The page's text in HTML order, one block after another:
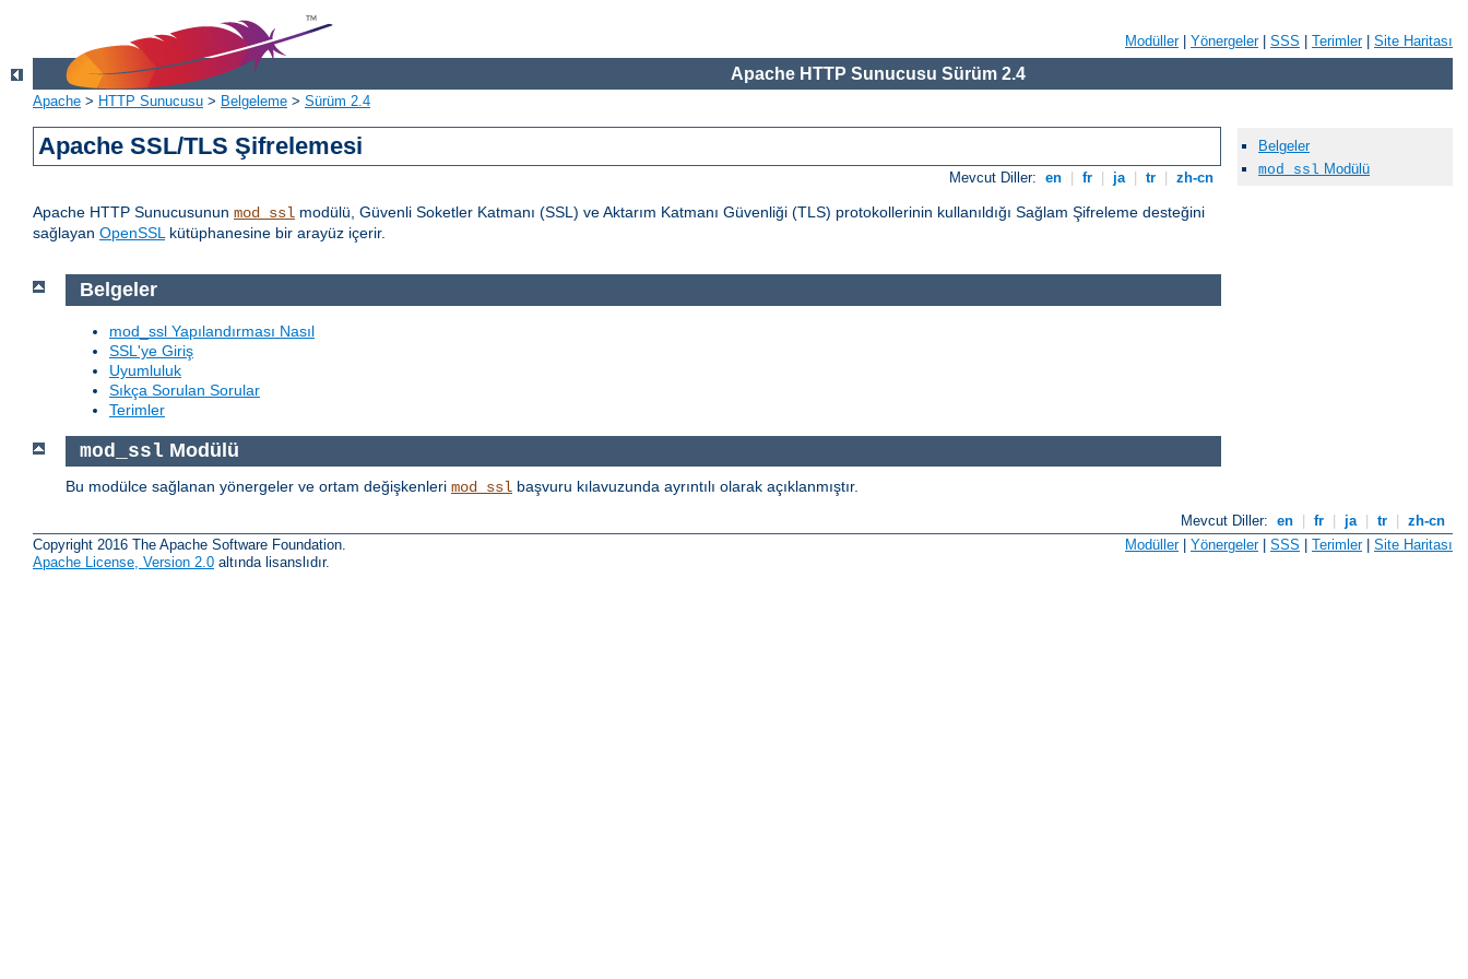
Modüller| Yönergeler| SSS Terimler| Site Haritası
Apache HTTP Sunucusu Sürüm 2.4
Apache > HTTP Sunucusu > Belgeleme > Sürüm 2.4
Apache SSL/TLS Şifrelemesi
Mevcut Diller: en fr ja tr zh-cn
Apache HTTP Sunucusunun mod_ssl modülü, Güvenli Soketler Katmanı (SSL) ve Aktarım Katmanı Güvenliği (TLS) protokollerinin kullanıldığı Sağlam Şifreleme desteğini
sağlayan OpenSSLkütüphanesine bir arayüz içerir.
Belgeler
mod_ssl Modülü
Belgeler
mod_ssl Yapılandırması Nasıl
SSL'ye Giriş
Uyumluluk
Sıkça Sorulan Sorular
Terimler
mod_ssl Modülü
Bu modülce sağlanan yönergeler ve ortam değişkenleri mod_ssl başvuru kılavuzunda ayrıntılı olarak açıklanmıştır.
Mevcut Diller: en fr ja tr
zh-cn
Copyright 2016 The Apache Software Foundation.
Apache License, Version 2.0 altında lisanslıdır.
Modüller| Yönergeler| SSS Terimler| Site Haritası